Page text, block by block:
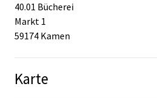
40.01 Bücherei
Markt 1
59174 Kamen
Karte